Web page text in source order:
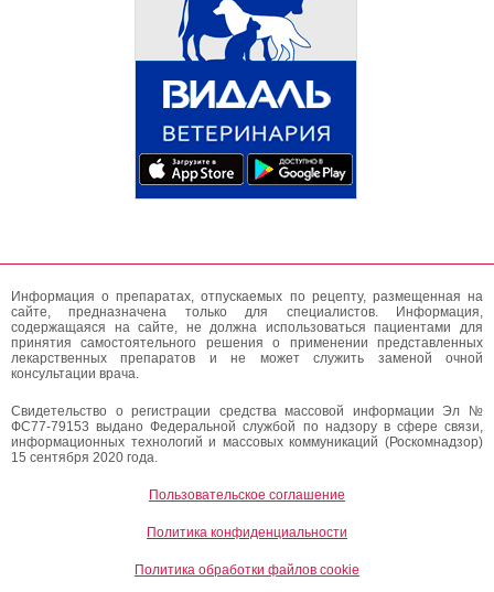
Информация о препаратах, отпускаемых по рецепту, размещенная на
сайте, предназначена только для специалистов. Информация,
содержащаяся на сайте, не должна использоваться пациентами для
принятия самостоятельного решения о применении представленных
лекарственных препаратов и не может служить заменой очной
консультации врача.
Свидетельство о регистрации средства массовой информации Эл №
ФС77-79153 выдано Федеральной службой по надзору в сфере связи,
информационных технологий и массовых коммуникаций (Роскомнадзор)
15 сентября 2020 года.
Пользовательское соглашение
Политика конфиденциальности
Политика обработки файлов cookie